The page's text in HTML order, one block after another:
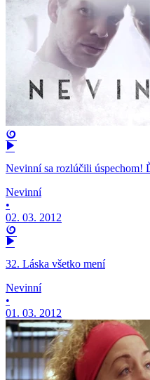
Nevinní sa rozlúčili úspechom!
Nevinní
•
02. 03. 2012
32. Láska všetko mení
Nevinní
•
01. 03. 2012